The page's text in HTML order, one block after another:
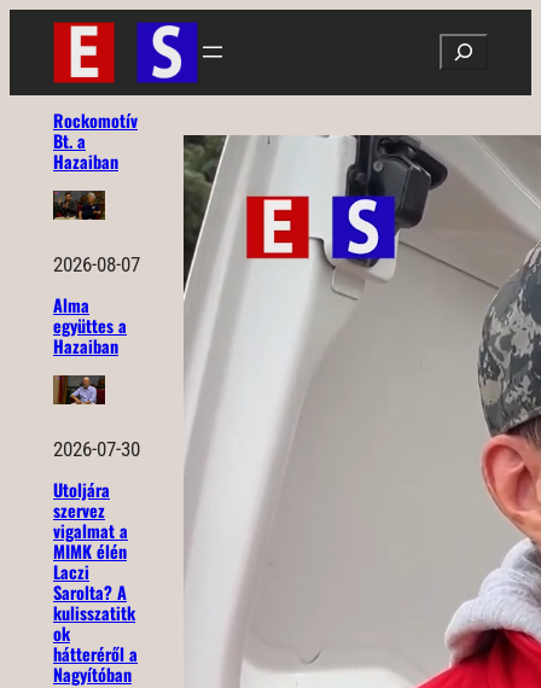
Ugrás
tartalomhoz
Search
Rockomotív
Bt. a
Hazaiban
2026-08-07
Alma
együttes a
Hazaiban
2026-07-30
Utoljára
szervez
vigalmat a
MIMK élén
Laczi
Sarolta? A
kulisszatitk
ok
hátteréről a
Nagyítóban